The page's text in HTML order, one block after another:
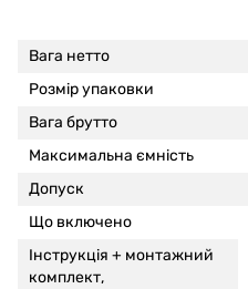
Вага нетто
Розмір упаковки
Вага брутто
Максимальна ємність
Допуск
Що включено
Інструкція + монтажний
комплект,